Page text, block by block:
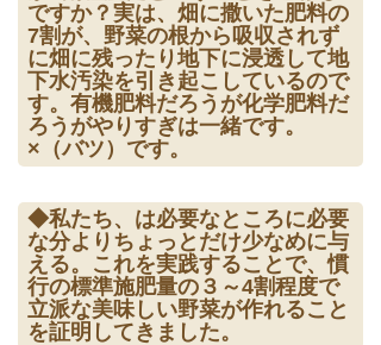
ですか？実は、畑に撒いた肥料の
7割が、野菜の根から吸収されず
に畑に残ったり地下に浸透して地
下水汚染を引き起こしているので
す。有機肥料だろうが化学肥料だ
ろうがやりすぎは一緒です。
×（バツ）です。
◆私たち、は必要なところに必要
な分よりちょっとだけ少なめに与
える。これを実践することで、慣
行の標準施肥量の３～4割程度で
立派な美味しい野菜が作れること
を証明してきました。